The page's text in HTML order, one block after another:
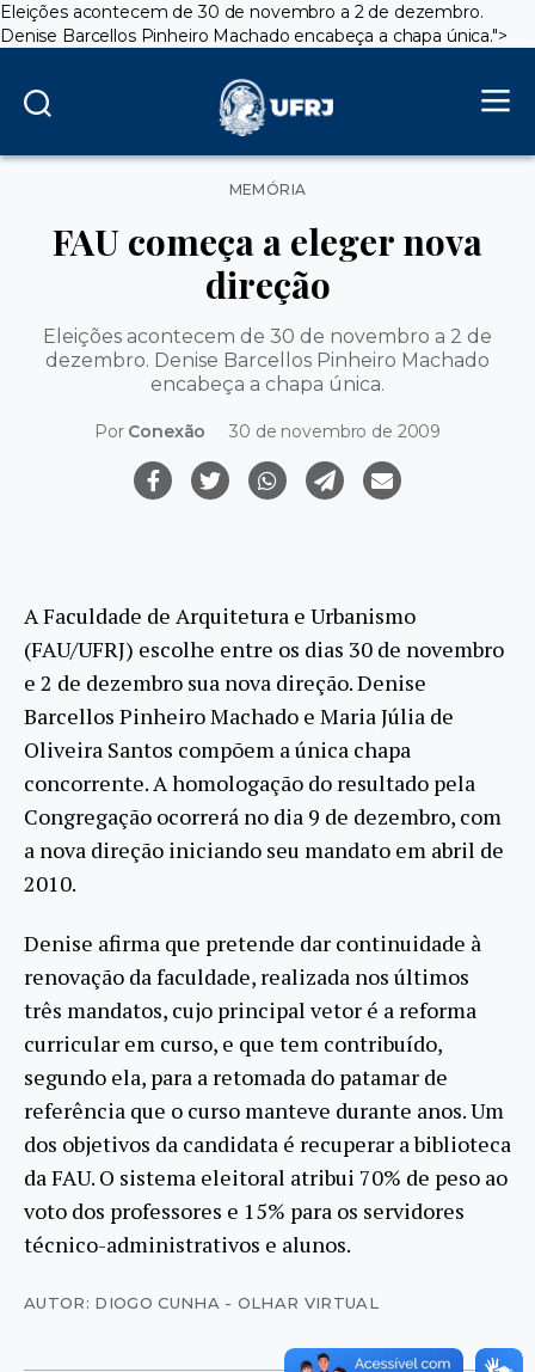
Eleições acontecem de 30 de novembro a 2 de dezembro.
Denise Barcellos Pinheiro Machado encabeça a chapa única.">
Categorias
MEMÓRIA
FAU começa a eleger nova
direção
Eleições acontecem de 30 de novembro a 2 de
dezembro. Denise Barcellos Pinheiro Machado
encabeça a chapa única.
Por Conexão 30 de novembro de 2009
A Faculdade de Arquitetura e Urbanismo
(FAU/UFRJ) escolhe entre os dias 30 de novembro
e 2 de dezembro sua nova direção. Denise
Barcellos Pinheiro Machado e Maria Júlia de
Oliveira Santos compõem a única chapa
concorrente. A homologação do resultado pela
Congregação ocorrerá no dia 9 de dezembro, com
a nova direção iniciando seu mandato em abril de
2010.
Denise afirma que pretende dar continuidade à
renovação da faculdade, realizada nos últimos
três mandatos, cujo principal vetor é a reforma
curricular em curso, e que tem contribuído,
segundo ela, para a retomada do patamar de
referência que o curso manteve durante anos. Um
dos objetivos da candidata é recuperar a biblioteca
da FAU. O sistema eleitoral atribui 70% de peso ao
voto dos professores e 15% para os servidores
técnico-administrativos e alunos.
AUTOR: DIOGO CUNHA - OLHAR VIRTUAL